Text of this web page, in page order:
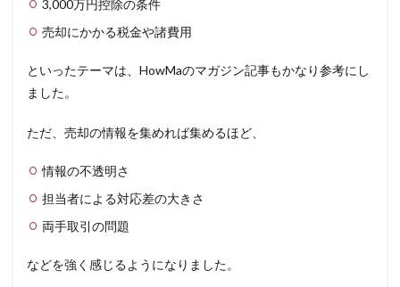
3,000万円控除の条件
売却にかかる税金や諸費用
といったテーマは、HowMaのマガジン記事もかなり参考にし
ました。
ただ、売却の情報を集めれば集めるほど、
情報の不透明さ
担当者による対応差の大きさ
両手取引の問題
などを強く感じるようになりました。